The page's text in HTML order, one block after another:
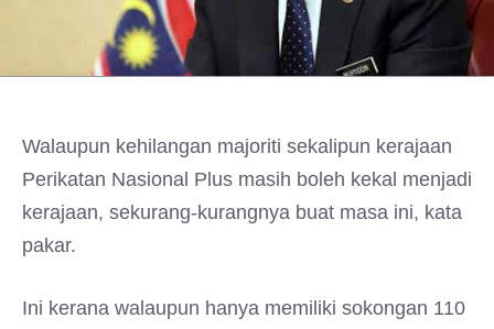
Walaupun kehilangan majoriti sekalipun kerajaan
Perikatan Nasional Plus masih boleh kekal menjadi
kerajaan, sekurang-kurangnya buat masa ini, kata
pakar.
Ini kerana walaupun hanya memiliki sokongan 110